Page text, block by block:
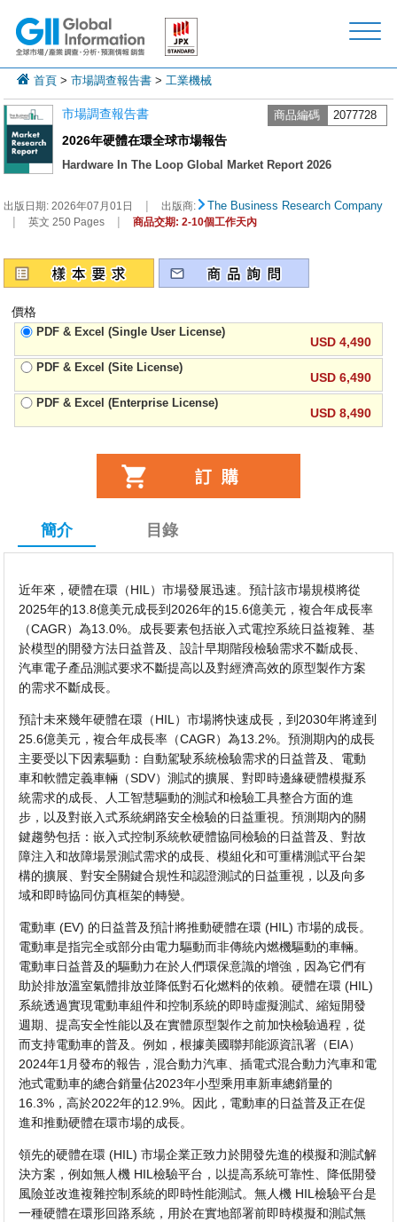
首頁 >市場調查報告書 >工業機械
市場調查報告書 商品編碼 2077728
2026年硬體在環全球市場報告
Hardware In The Loop Global Market Report 2026
出版日期:2026年07月01日 | 出版商: The Business Research Company
| 英文 250 Pages | 商品交期: 2-10個工作天內
價格
PDF & Excel (Single User License)
USD 4,490
PDF & Excel (Site License)
USD 6,490
PDF & Excel (Enterprise License)
USD 8,490
簡介 目錄
近年來，硬體在環（HIL）市場發展迅速。預計該市場規模將從
2025年的13.8億美元成長到2026年的15.6億美元，複合年成長率
（CAGR）為13.0%。成長要素包括嵌入式電控系統日益複雜、基
於模型的開發方法日益普及、設計早期階段檢驗需求不斷成長、
汽車電子產品測試要求不斷提高以及對經濟高效的原型製作方案
的需求不斷成長。
預計未來幾年硬體在環（HIL）市場將快速成長，到2030年將達到
25.6億美元，複合年成長率（CAGR）為13.2%。預測期內的成長
主要受以下因素驅動：自動駕駛系統檢驗需求的日益普及、電動
車和軟體定義車輛（SDV）測試的擴展、對即時邊緣硬體模擬系
統需求的成長、人工智慧驅動的測試和檢驗工具整合方面的進
步，以及對嵌入式系統網路安全檢驗的日益重視。預測期內的關
鍵趨勢包括：嵌入式控制系統軟硬體協同檢驗的日益普及、對故
障注入和故障場景測試需求的成長、模組化和可重構測試平台架
構的擴展、對安全關鍵合規性和認證測試的日益重視，以及向多
域和即時協同仿真框架的轉變。
電動車 (EV) 的日益普及預計將推動硬體在環 (HIL) 市場的成長。
電動車是指完全或部分由電力驅動而非傳統內燃機驅動的車輛。
電動車日益普及的驅動力在於人們環保意識的增強，因為它們有
助於排放溫室氣體排放並降低對石化燃料的依賴。硬體在環 (HIL)
系統透過實現電動車組件和控制系統的即時虛擬測試、縮短開發
週期、提高安全性能以及在實體原型製作之前加快檢驗過程，從
而支持電動車的普及。例如，根據美國聯邦能源資訊署（EIA）
2024年1月發布的報告，混合動力汽車、插電式混合動力汽車和電
池式電動車的總合銷量佔2023年小型乘用車新車總銷量的
16.3%，高於2022年的12.9%。因此，電動車的日益普及正在促
進和推動硬體在環市場的成長。
領先的硬體在環 (HIL) 市場企業正致力於開發先進的模擬和測試解
決方案，例如無人機 HIL檢驗平台，以提高系統可靠性、降低開發
風險並改進複雜控制系統的即時性能測試。無人機 HIL檢驗平台是
一種硬體在環形回路系統，用於在實地部署前即時模擬和測試無